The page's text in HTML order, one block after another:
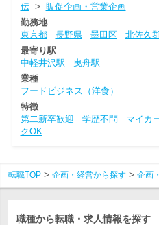
伝> 販促企画・営業企画
勤務地
東京都
長野県 墨田区
北佐久
最寄り駅
中軽井沢駅
曳舟駅
業種
フードビジネス（洋食）
特徴
第二新卒歓迎
学歴不問 マイカ
クOK
転職TOP 企画・経営から探す 企画
職種から転職・求人情報を探す